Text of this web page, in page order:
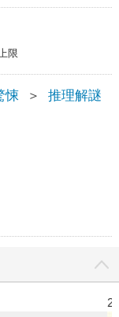
限
悚 ＞ 推理解謎